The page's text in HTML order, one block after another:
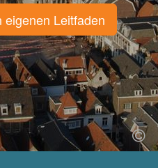
eigenen Leitfaden